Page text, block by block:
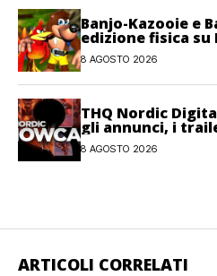
Banjo-Kazooie e
edizione fisica su
8 AGOSTO 2026
THQ Nordic
gli annunci, i
dell’evento
8 AGOSTO 2026
ARTICOLI CORRELATI